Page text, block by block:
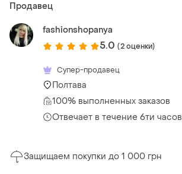
Продавец
fashionshopanya
5.0 (2 оценки)
Супер-продавец
Полтава
100% выполненных заказов
Отвечает в течение 6ти часов
Защищаем покупки до 1 000 грн